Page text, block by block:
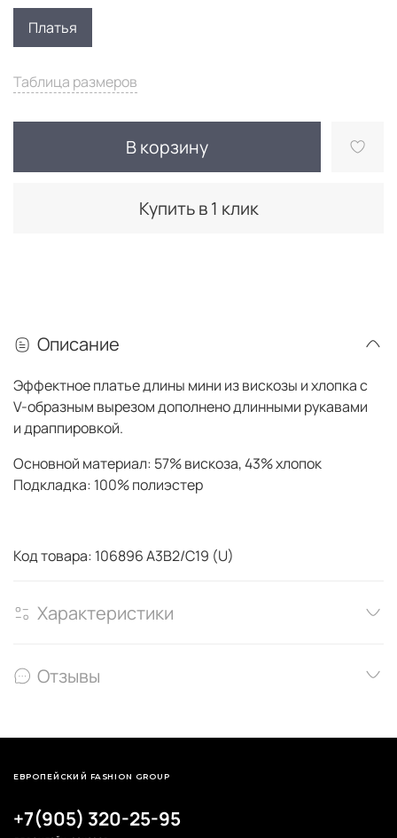
Таблица размеров
В корзину
Купить в 1 клик
Платья
Описание
Эффектное платье длины мини из вискозы и хлопка с
V-образным вырезом дополнено длинными рукавами
идраппировкой.
Основной материал: 57% вискоза, 43% хлопок
Подкладка: 100% полиэстер
Код товара: 106896 A3B2/C19 (U)
Характеристики
Отзывы
+7(905) 320-25-95
ЕВРОПЕЙСКИЙ FASHION GROUP